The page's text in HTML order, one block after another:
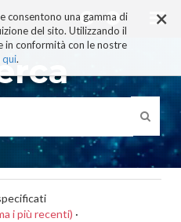
×
consentono una gamma di
del sito. Utilizzando il
in conformità con le nostre
qui.
i più recenti) ·